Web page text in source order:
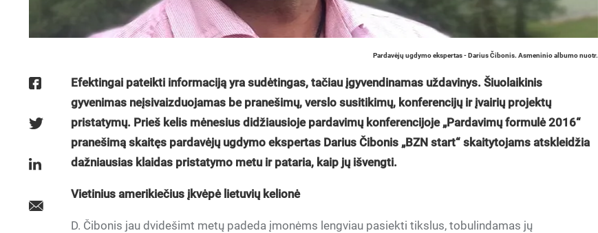
Pardavėjų ugdymo ekspertas - Darius Čibonis. Asmeninio albumo nuotr.
Efektingai pateikti informaciją yra sudėtingas, tačiau įgyvendinamas uždavinys. Šiuolaikinis
gyvenimas neįsivaizduojamas be pranešimų, verslo susitikimų, konferencijų ir įvairių projektų
pristatymų. Prieš kelis mėnesius didžiausioje pardavimų konferencijoje „Pardavimų formulė 2016“
pranešimą skaitęs pardavėjų ugdymo ekspertas Darius Čibonis „BZN start“ skaitytojams atskleidžia
dažniausias klaidas pristatymo metu ir pataria, kaip jų išvengti.
Vietinius amerikiečius įkvėpė lietuvių kelionė
D. Čibonis jau dvidešimt metų padeda įmonėms lengviau pasiekti tikslus, tobulindamas jų